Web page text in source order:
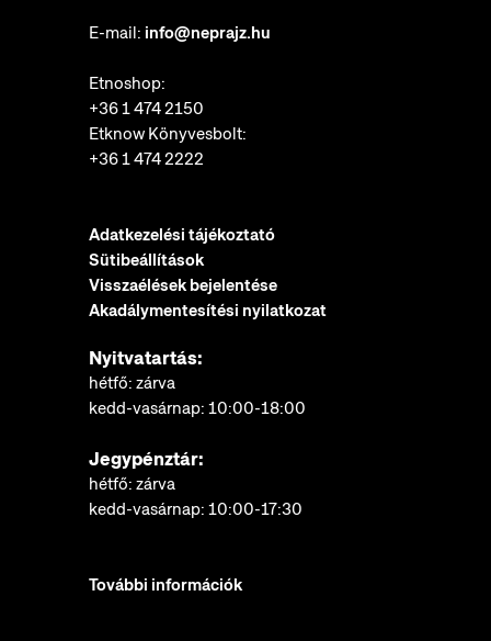
E-mail: info@neprajz.hu
Etnoshop:
+36 1 474 2150
Etknow Könyvesbolt:
+36 1 474 2222
Adatkezelési tájékoztató
Sütibeállítások
Visszaélések bejelentése
Akadálymentesítési nyilatkozat
Nyitvatartás:
hétfő: zárva
kedd-vasárnap: 10:00-18:00
Jegypénztár:
hétfő: zárva
kedd-vasárnap: 10:00-17:30
További információk